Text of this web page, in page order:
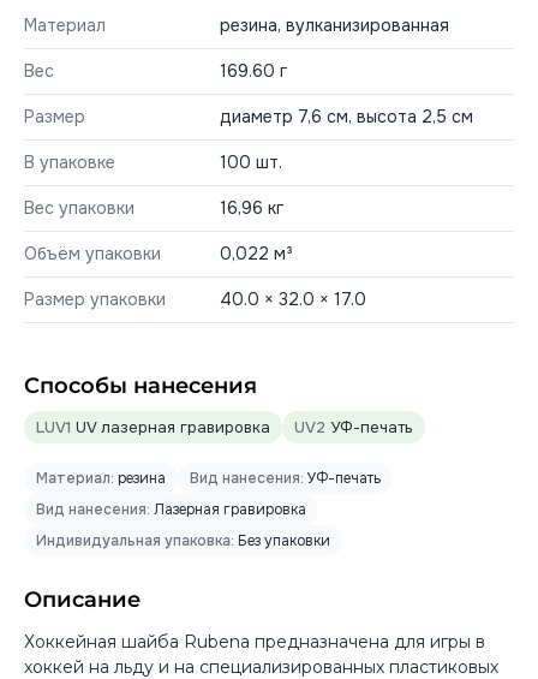
Материал резина, вулканизированная
Вес 169.60 г
Размер диаметр 7,6 см, высота 2,5 см
В упаковке 100 шт.
Вес упаковки 16,96 кг
Объём упаковки 0,022 м³
Размер упаковки 40.0 × 32.0 × 17.0
Способы нанесения
LUV1 UV лазерная гравировка UV2 УФ-печать
Материал: резина Вид нанесения: УФ-печать
Вид нанесения: Лазерная гравировка
Индивидуальная упаковка: Без упаковки
Описание
Хоккейная шайба Rubena предназначена для игры в
хоккей на льду и на специализированных пластиковых